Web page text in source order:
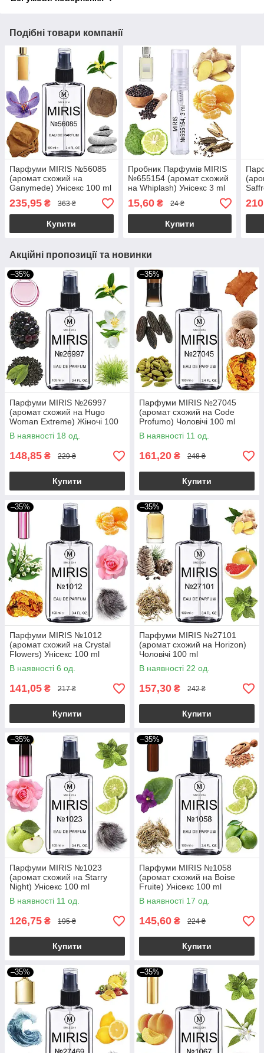
Подібні товари компанії
Парфуми MIRIS №56085
(аромат схожий на
Ganymede) Унісекс 100 ml
235,95 ₴ 363 ₴
Купити
Пробник Парфумів MIRIS
№655154 (аромат схожий
на Whiplash) Унісекс 3 ml
15,60₴ 24 ₴
Купити
Акційні пропозиції та новинки
–35%
Парфуми MIRIS №26997
(аромат схожий на Hugo
Woman Extreme) Жіночі 100
ml
В наявності 18 од.
148,85 ₴ 229 ₴
Купити
–35%
Парфуми MIRIS №27045
(аромат схожий на Code
Profumo) Чоловічі 100 ml
В наявності 11 од.
161,20 ₴ 248 ₴
Купити
–35%
Парфуми MIRIS №1012
(аромат схожий на Crystal
Flowers) Унісекс 100 ml
В наявності 6 од.
141,05 ₴ 217 ₴
Купити
–35%
Парфуми MIRIS №27101
(аромат схожий на Horizon)
Чоловічі 100 ml
В наявності 22 од.
157,30 ₴ 242 ₴
Купити
–35%
Парфуми MIRIS №1023
(аромат схожий на Starry
Night) Унісекс 100 ml
В наявності 11 од.
126,75 ₴ 195 ₴
Купити
–35%
Парфуми MIRIS №1058
(аромат схожий на Boise
Fruite) Унісекс 100 ml
В наявності 17 од.
145,60 ₴ 224 ₴
Купити
–35% –35%